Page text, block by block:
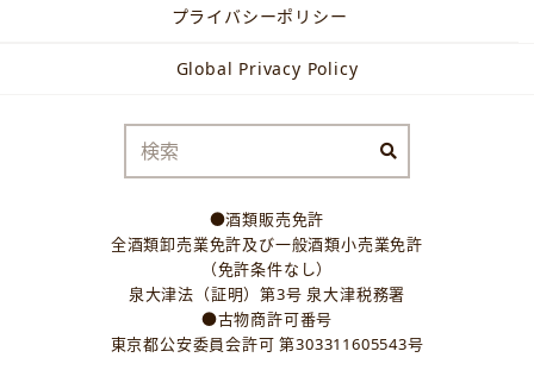
プライバシーポリシー
Global Privacy Policy
●酒類販売免許
全酒類卸売業免許及び一般酒類小売業免許
（免許条件なし）
泉大津法（証明）第3号 泉大津税務署
●古物商許可番号
東京都公安委員会許可 第303311605543号